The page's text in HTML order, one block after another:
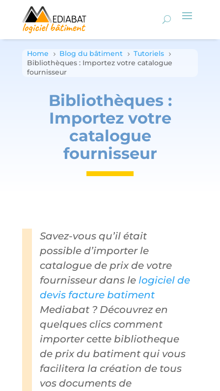
Home 5 Blog du bâtiment 5 Tutoriels 5
Bibliothèques : Importez votre catalogue
fournisseur
Bibliothèques :
Importez votre
catalogue
fournisseur
Savez-vous qu’il était
possible d’importer le
catalogue de prix de votre
fournisseur dans le logiciel de
devis facture batiment
Mediabat ? Découvrez en
quelques clics comment
importer cette bibliotheque
de prix du batiment qui vous
facilitera la création de tous
vos documents de